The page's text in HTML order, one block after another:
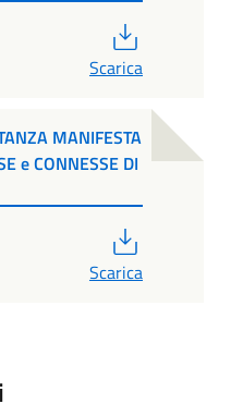
Scarica
MANIFESTA
e CONNESSE DI
Scarica